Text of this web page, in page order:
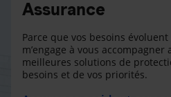
Assurance
Parce que vos besoins
m’engage à vous
meilleures solutions de
besoins et de vos priorités.